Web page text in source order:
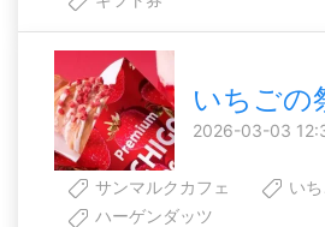
いちごの
2026-03-03
サンマルクカフェ
い
ハーゲンダッツ